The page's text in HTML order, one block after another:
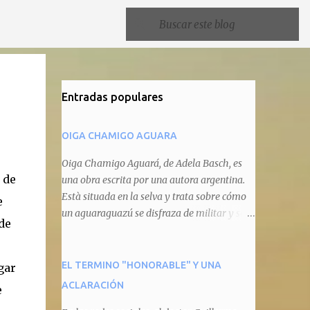
Entradas populares
OIGA CHAMIGO AGUARA
Oiga Chamigo Aguará, de Adela Basch, es
una obra escrita por una autora argentina.
Està situada en la selva y trata sobre cómo
un aguaraguazú se disfraza de militar y se
animal que pretenda circular por ahí. En
primera instancia aparece Teteu, el tero,
EL TERMINO "HONORABLE" Y UNA
ACLARACIÓN